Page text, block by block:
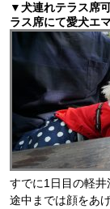
▼犬連れテラス席
ラス席にて愛犬エ
すでに1日目の軽井
途中までは顔をあ